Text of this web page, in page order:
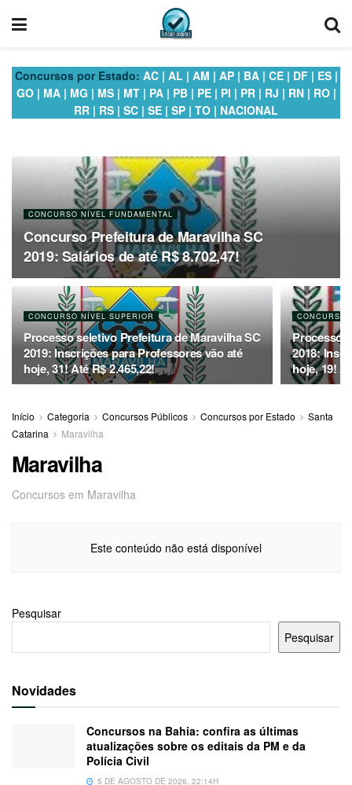
Concursos por Estado: AC| AL | AM | AP| BA| CE| DF| ES|
GO| MA| MG | MS| MT| PA| PB| PE| PI | PR| RJ | RN| RO|
RR | RS | SC | SE | SP | TO | NACIONAL
CONCURSO NÍVEL FUNDAMENTAL
Concurso Prefeitura de Maravilha SC
2019: Salários de até R$ 8.702,47!
CONCURSO NÍVEL SUPERIOR
Processo seletivo Prefeitura de Maravilha SC
2019: Inscrições para Professores vão até
hoje, 31! Até R$ 2.465,22!
CONCURSO
Processo
2018:
hoje, 19!
Início Categoria Concursos Públicos Concursos por Estado
Santa
Catarina
Maravilha
Maravilha
Concursos em Maravilha
Este conteúdo não está disponível
Pesquisar
Pesquisar
Novidades
Concursos na Bahia: confira as últimas
atualizações sobre os editais da PM e da
Polícia Civil
5 DE AGOSTO DE 2026, 22:14H